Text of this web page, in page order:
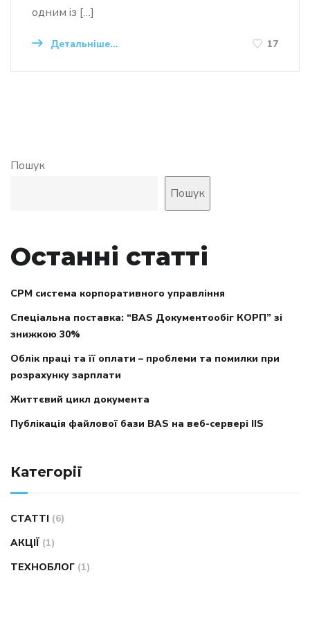
одним із […]
Детальніше... 17
Пошук
Пошук
Останні статті
CPM система корпоративного управління
Спеціальна поставка: “BAS Документообіг КОРП” зі
знижкою 30%
Облік праці та її оплати – проблеми та помилки при
розрахунку зарплати
Життєвий цикл документа
Публікація файлової бази BAS на веб-сервері IIS
Категорії
CТАТТІ (6)
АКЦІЇ (1)
ТЕХНОБЛОГ (1)